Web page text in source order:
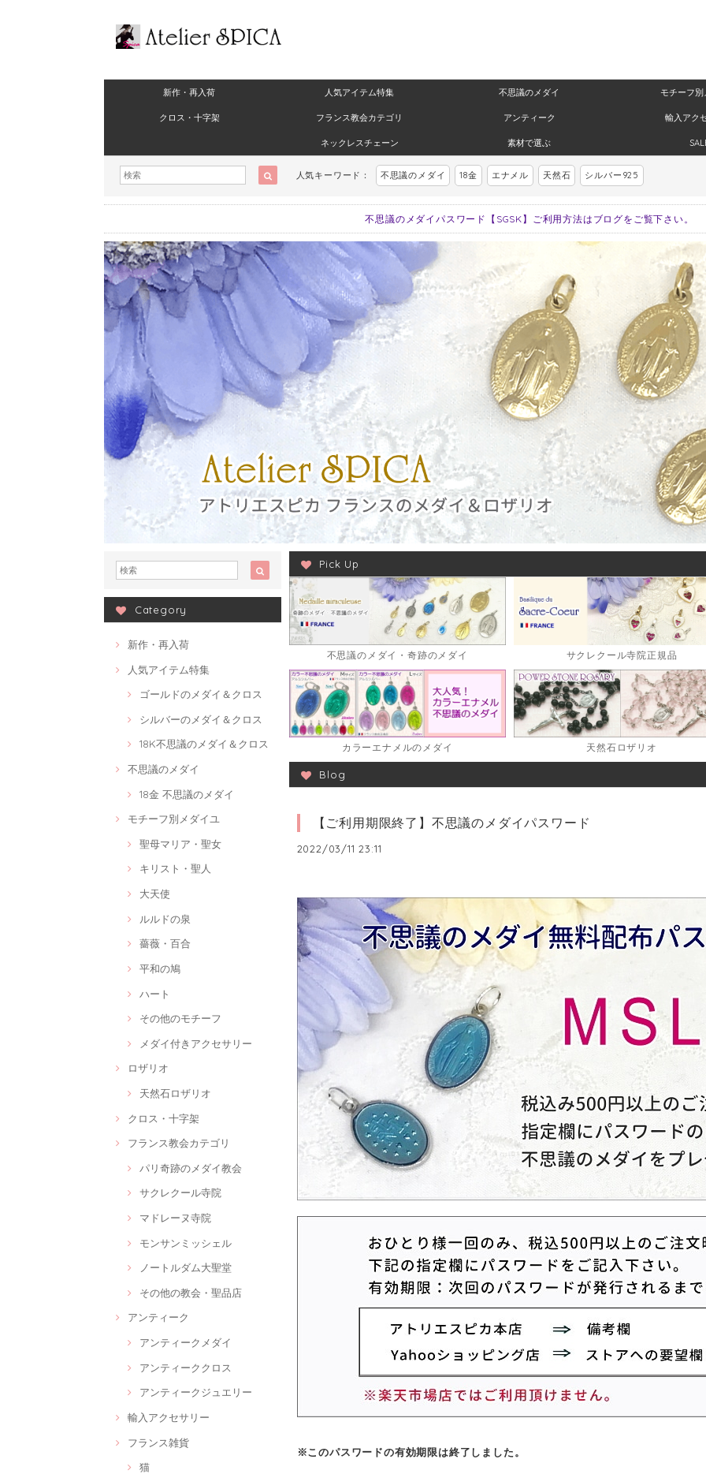
新作・再入荷 人気アイテム特集 不思議のメダイ モチーフ
クロス・十字架 フランス教会カテゴリ アンティーク 輸入アク
ネックレスチェーン 素材で選ぶ
人気キーワード： 不思議のメダイ 18金 エナメル 天然石 シルバー925
不思議のメダイパスワード【SGSK】ご利用方法はブログをご覧下さい。
Category
新作・再入荷
人気アイテム特集
ゴールドのメダイ＆クロス
シルバーのメダイ＆クロス
18K不思議のメダイ＆クロス
不思議のメダイ
18金 不思議のメダイ
モチーフ別メダイユ
聖母マリア・聖女
キリスト・聖人
大天使
ルルドの泉
薔薇・百合
平和の鳩
ハート
その他のモチーフ
メダイ付きアクセサリー
ロザリオ
天然石ロザリオ
クロス・十字架
フランス教会カテゴリ
パリ奇跡のメダイ教会
サクレクール寺院
マドレーヌ寺院
モンサンミッシェル
ノートルダム大聖堂
その他の教会・聖品店
アンティーク
アンティークメダイ
アンティーククロス
アンティークジュエリー
輸入アクセサリー
フランス雑貨
猫
Pick Up
不思議のメダイ・奇跡のメダイ サクレクール寺院正規品
カラーエナメルのメダイ 天然石ロザリオ
Blog
【ご利用期限終了】不思議のメダイパスワード
2022/03/11 23:11
※このパスワードの有効期限は終了しました。